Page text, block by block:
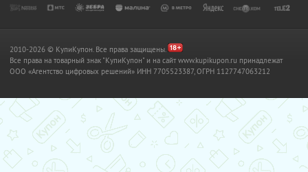
2010-2026 © КупиКупон. Все права защищены.
Все права на товарный знак "КупиКупон" и на сайт www.kupikupon.ru принадлежат
OOO «Агентство цифровых решений» ИНН 7705523387, ОГРН 1127747063212